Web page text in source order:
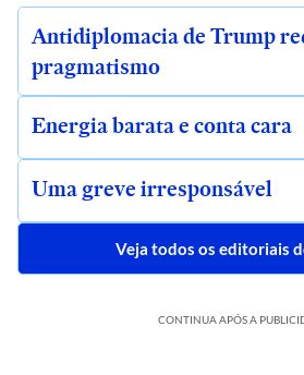
Antidiplomacia de Trump
pragmatismo
Energia barata e conta cara
Uma greve irresponsável
Veja todos os editoriais
CONTINUA APÓS A